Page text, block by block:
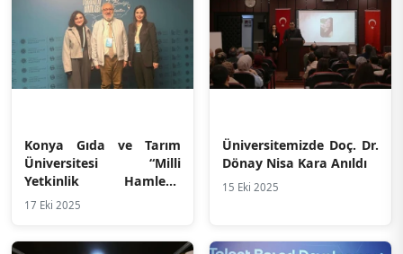
Konya Gıda ve Tarım
Üniversitesi “Milli
Yetkinlik Hamlesi”
Programında Yerini Aldı
17 Eki 2025
Üniversitemizde Doç. Dr.
Dönay Nisa Kara Anıldı
15 Eki 2025